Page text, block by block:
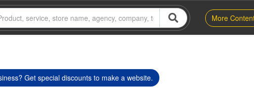
More
Get special discounts to make a website.